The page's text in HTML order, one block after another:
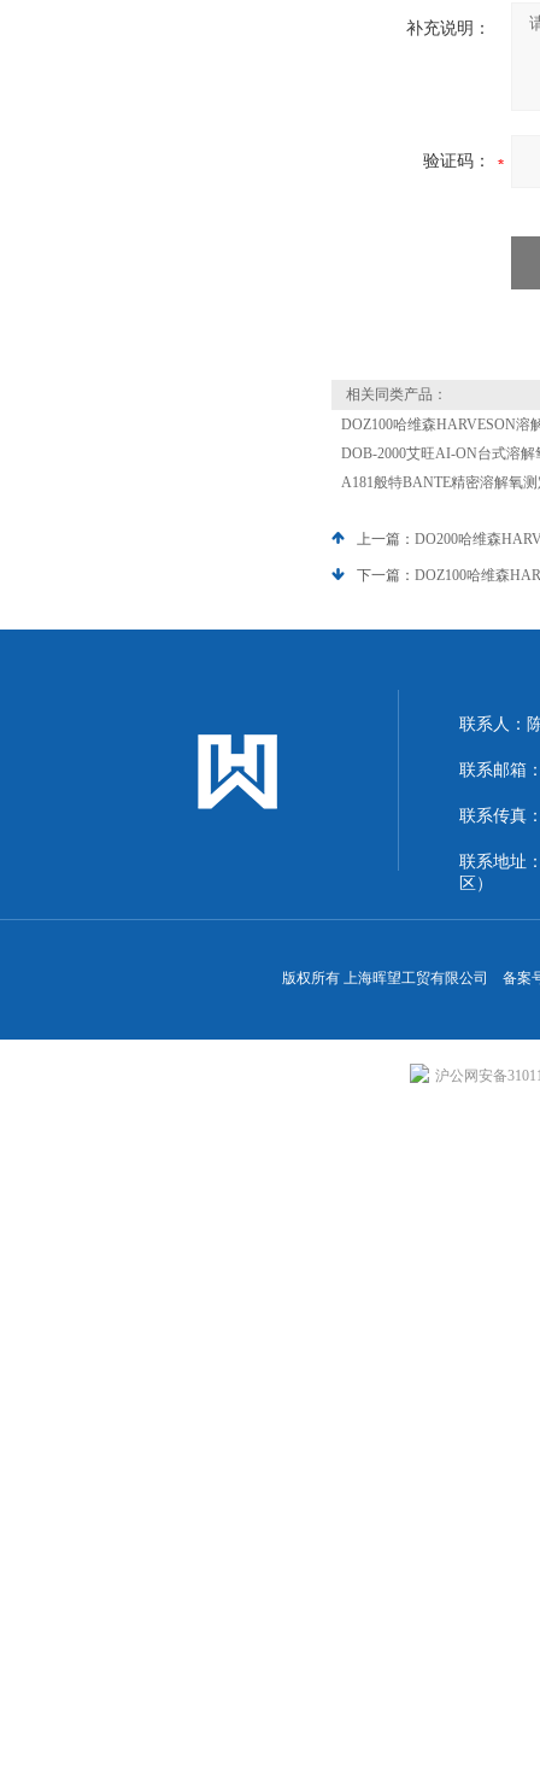
补充说明：
验证码：
相关同类产品：
DOZ100哈维森HARVESON溶
DOB-2000艾旺AI-ON台式溶解
A181般特BANTE精密溶解氧
上一篇： DO200哈维森
下一篇： DOZ100哈维森
联系人：
联系邮箱
联系传真
联系地址
区）
版权所有 上海晖望工贸有限公司 备案
沪公网安备